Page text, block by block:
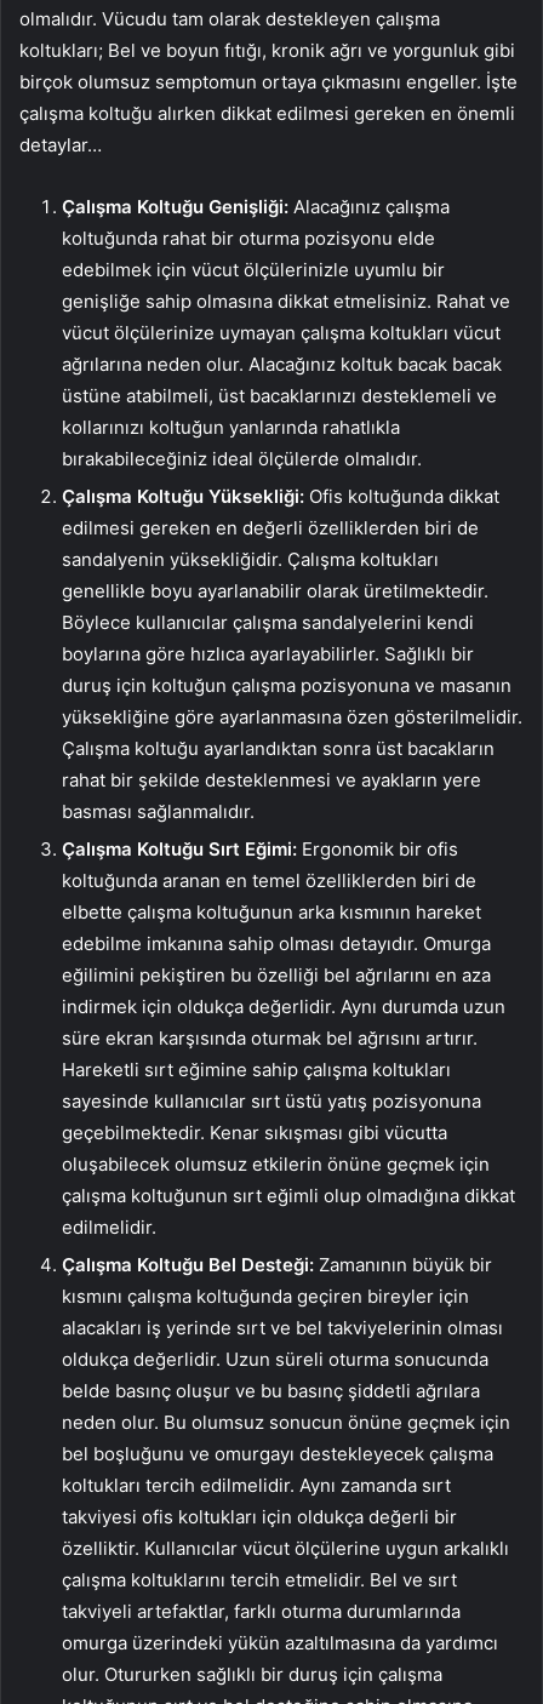
olmalıdır. Vücudu tam olarak destekleyen çalışma
koltukları; Bel ve boyun fıtığı, kronik ağrı ve yorgunluk gibi
birçok olumsuz semptomun ortaya çıkmasını engeller. İşte
çalışma koltuğu alırken dikkat edilmesi gereken en önemli
detaylar…
Çalışma Koltuğu Genişliği: Alacağınız çalışma
koltuğunda rahat bir oturma pozisyonu elde
edebilmek için vücut ölçülerinizle uyumlu bir
genişliğe sahip olmasına dikkat etmelisiniz. Rahat ve
vücut ölçülerinize uymayan çalışma koltukları vücut
ağrılarına neden olur. Alacağınız koltuk bacak bacak
üstüne atabilmeli, üst bacaklarınızı desteklemeli ve
kollarınızı koltuğun yanlarında rahatlıkla
bırakabileceğiniz ideal ölçülerde olmalıdır.
Çalışma Koltuğu Yüksekliği: Ofis koltuğunda dikkat
edilmesi gereken en değerli özelliklerden biri de
sandalyenin yüksekliğidir. Çalışma koltukları
genellikle boyu ayarlanabilir olarak üretilmektedir.
Böylece kullanıcılar çalışma sandalyelerini kendi
boylarına göre hızlıca ayarlayabilirler. Sağlıklı bir
duruş için koltuğun çalışma pozisyonuna ve masanın
yüksekliğine göre ayarlanmasına özen gösterilmelidir.
Çalışma koltuğu ayarlandıktan sonra üst bacakların
rahat bir şekilde desteklenmesi ve ayakların yere
basması sağlanmalıdır.
Çalışma Koltuğu Sırt Eğimi: Ergonomik bir ofis
koltuğunda aranan en temel özelliklerden biri de
elbette çalışma koltuğunun arka kısmının hareket
edebilme imkanına sahip olması detayıdır. Omurga
eğilimini pekiştiren bu özelliği bel ağrılarını en aza
indirmek için oldukça değerlidir. Aynı durumda uzun
süre ekran karşısında oturmak bel ağrısını artırır.
Hareketli sırt eğimine sahip çalışma koltukları
sayesinde kullanıcılar sırt üstü yatış pozisyonuna
geçebilmektedir. Kenar sıkışması gibi vücutta
oluşabilecek olumsuz etkilerin önüne geçmek için
çalışma koltuğunun sırt eğimli olup olmadığına dikkat
edilmelidir.
Çalışma Koltuğu Bel Desteği: Zamanının büyük bir
kısmını çalışma koltuğunda geçiren bireyler için
alacakları iş yerinde sırt ve bel takviyelerinin olması
oldukça değerlidir. Uzun süreli oturma sonucunda
belde basınç oluşur ve bu basınç şiddetli ağrılara
neden olur. Bu olumsuz sonucun önüne geçmek için
bel boşluğunu ve omurgayı destekleyecek çalışma
koltukları tercih edilmelidir. Aynı zamanda sırt
takviyesi ofis koltukları için oldukça değerli bir
özelliktir. Kullanıcılar vücut ölçülerine uygun arkalıklı
çalışma koltuklarını tercih etmelidir. Bel ve sırt
takviyeli artefaktlar, farklı oturma durumlarında
omurga üzerindeki yükün azaltılmasına da yardımcı
olur. Otururken sağlıklı bir duruş için çalışma